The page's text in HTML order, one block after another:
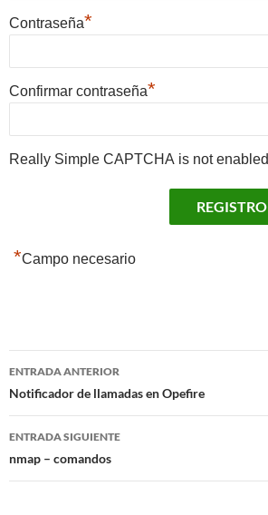
Contraseña*
Confirmar contraseña*
Really Simple CAPTCHA is not enabled
*Campo necesario
Navegación
de
entradas
ENTRADA ANTERIOR
Notificador de llamadas en Opefire
ENTRADA SIGUIENTE
nmap – comandos